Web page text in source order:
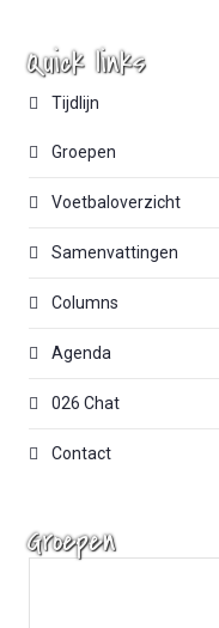
Quick links
Tijdlijn
Groepen
Voetbaloverzicht
Samenvattingen
Columns
Agenda
026 Chat
Contact
Groepen